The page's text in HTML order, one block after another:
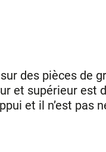
des pièces de
et supérieur est
et il n’est pas